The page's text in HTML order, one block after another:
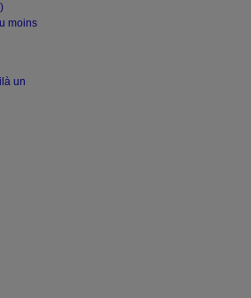
moins
un